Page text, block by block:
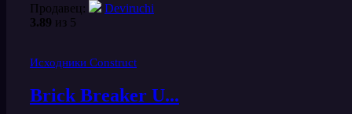
Продавец:
Deviruchi
3.89 из 5
Исходники Construct
Brick Breaker U...